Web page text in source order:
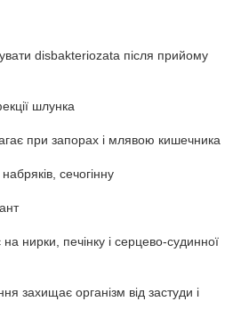
disbakteriozata після прийому
шлунка
при запорах і млявою кишечника
сечогінну
нирки, печінку і серцево-судинної
захищає організм від застуди і